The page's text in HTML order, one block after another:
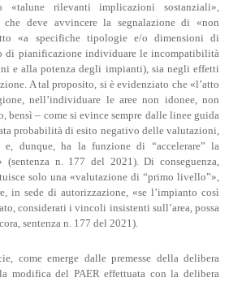
«talune rilevanti implicazioni sostanziali»,
deve avvincere la segnalazione di «non
«a specifiche tipologie e/o dimensioni di
di pianificazione individuare le incompatibilità
e alla potenza degli impianti), sia negli effetti
A tal proposito, si è evidenziato che «l’atto
nell’individuare le aree non idonee, non
bensì – come si evince sempre dalle linee guida
probabilità di esito negativo delle valutazioni,
e, dunque, ha la funzione di “accelerare” la
(sentenza n. 177 del 2021). Di conseguenza,
solo una «valutazione di “primo livello”»,
in sede di autorizzazione, «se l’impianto così
considerati i vincoli insistenti sull’area, possa
sentenza n. 177 del 2021).
come emerge dalle premesse della delibera
modifica del PAER effettuata con la delibera